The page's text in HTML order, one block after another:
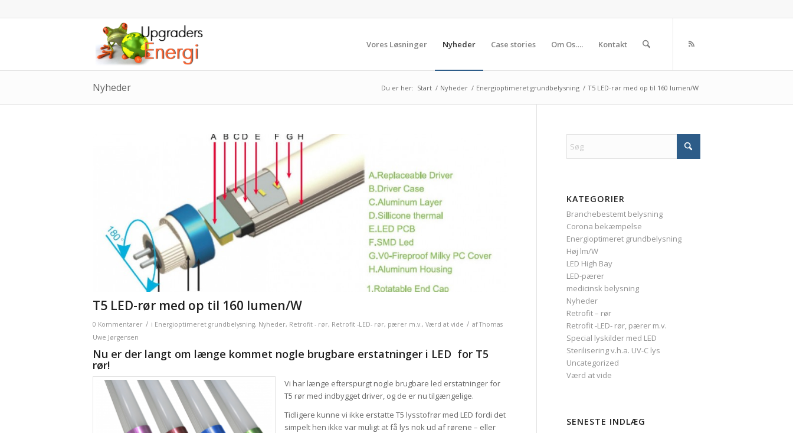
Vores Løsninger Nyheder Case stories Om Os…. Kontakt
Nyheder Du er her: Start / Nyheder / Energioptimeret grundbelysning / T5 LED-rør med op til 160 lumen/W
T5 LED-rør med op til 160 lumen/W
0 Kommentarer / i Energioptimeret grundbelysning, Nyheder, Retrofit - rør, Retrofit -LED- rør, pærer m.v. , Værd at vide / afThomas
Uwe Jørgensen
Nu er der langt om længe kommet nogle brugbare erstatninger i LED for T5
rør!
Vi har længe efterspurgt nogle brugbare led erstatninger for
T5 rør med indbygget driver, og de er nu tilgængelige.
Tidligere kunne vi ikke erstatte T5 lysstofrør med LED fordi det
simpelt hen ikke var muligt at få lys nok ud af rørene – eller
KATEGORIER
Branchebestemt belysning
Corona bekæmpelse
Energioptimeret grundbelysning
Høj lm/W
LED High Bay
LED-pærer
medicinsk belysning
Nyheder
Retrofit – rør
Retrofit -LED- rør, pærer m.v.
Special lyskilder med LED
Sterilisering v.h.a. UV-C lys
Uncategorized
Værd at vide
SENESTE INDLÆG